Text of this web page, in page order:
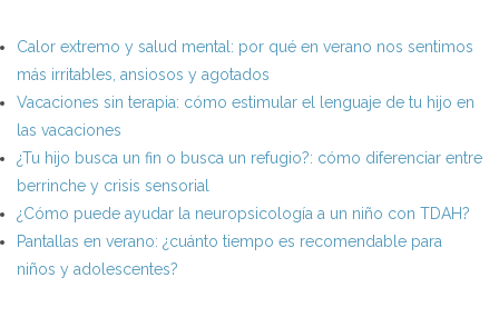
Calor extremo y salud mental: por qué en verano nos sentimos
más irritables, ansiosos y agotados
Vacaciones sin terapia: cómo estimular el lenguaje de tu hijo en
las vacaciones
¿Tu hijo busca un fin o busca un refugio?: cómo diferenciar entre
berrinche y crisis sensorial
¿Cómo puede ayudar la neuropsicología a un niño con TDAH?
Pantallas en verano: ¿cuánto tiempo es recomendable para
niños y adolescentes?